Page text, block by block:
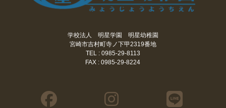
学校法人 明星学園 明星幼稚園
宮崎市吉村町寺ノ下甲2319番地
TEL : 0985-29-8113
FAX : 0985-29-8224